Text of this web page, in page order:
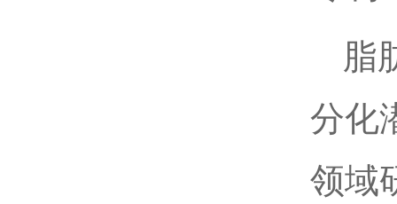
脂
分化
领域